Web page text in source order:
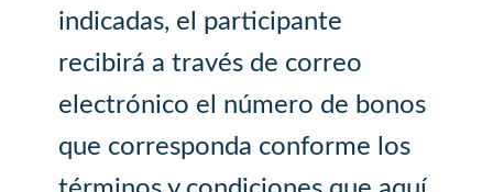
indicadas, el participante
recibirá a través de correo
electrónico el número de bonos
que corresponda conforme los